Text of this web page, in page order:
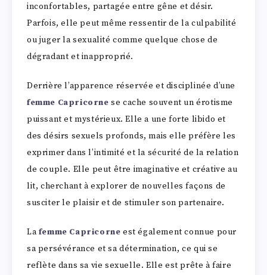
inconfortables, partagée entre gêne et désir.
Parfois, elle peut même ressentir de la culpabilité
ou juger la sexualité comme quelque chose de
dégradant et inapproprié.
Derrière l’apparence réservée et disciplinée d’une
femme Capricornese cache souvent un érotisme
puissant et mystérieux. Elle a une forte libido et
des désirs sexuels profonds, mais elle préfère les
exprimer dans l’intimité et la sécurité de la relation
de couple. Elle peut être imaginative et créative au
lit, cherchant à explorer de nouvelles façons de
susciter le plaisir et de stimuler son partenaire.
Lafemme Capricorne est également connue pour
sa persévérance et sa détermination, ce qui se
reflète dans sa vie sexuelle. Elle est prête à faire